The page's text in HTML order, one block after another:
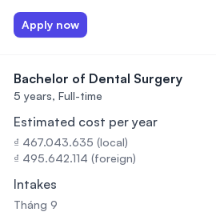
Apply now
Bachelor of Dental Surgery
5 years, Full-time
Estimated cost per year
₫ 467.043.635 (local)
₫ 495.642.114 (foreign)
Intakes
Tháng 9